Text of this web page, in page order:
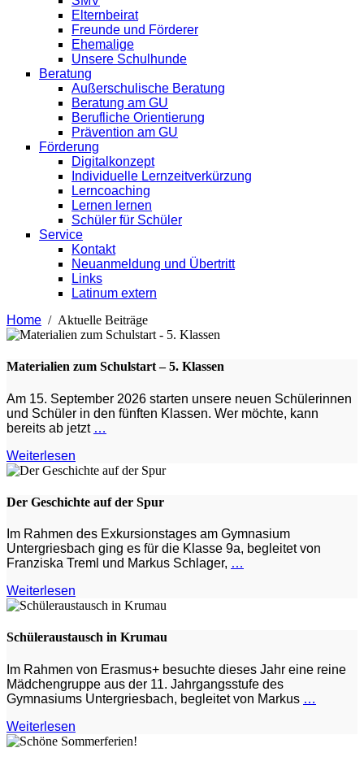
Elternbeirat
Freunde und Förderer
Ehemalige
Unsere Schulhunde
Beratung
Außerschulische Beratung
Beratung am GU
Berufliche Orientierung
Prävention am GU
Förderung
Digitalkonzept
Individuelle Lernzeitverkürzung
Lerncoaching
Lernen lernen
Schüler für Schüler
Service
Kontakt
Neuanmeldung und Übertritt
Links
Latinum extern
Home
Aktuelle Beiträge
Materialien zum Schulstart – 5. Klassen
Am 15. September 2026 starten unsere neuen Schülerinnen
und Schüler in den fünften Klassen. Wer möchte, kann
bereits ab jetzt …
Weiterlesen
Der Geschichte auf der Spur
Im Rahmen des Exkursionstages am Gymnasium
Untergriesbach ging es für die Klasse 9a, begleitet von
Franziska Treml und Markus Schlager, …
Weiterlesen
Schüleraustausch in Krumau
Im Rahmen von Erasmus+ besuchte dieses Jahr eine reine
Mädchengruppe aus der 11. Jahrgangsstufe des
Gymnasiums Untergriesbach, begleitet von Markus …
Weiterlesen